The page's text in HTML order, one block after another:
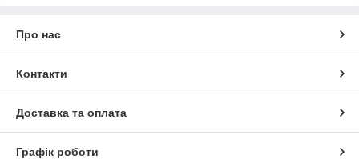
Про нас
Контакти
Доставка та оплата
Графік роботи